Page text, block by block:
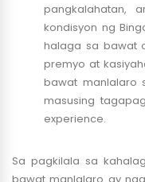
pangkalahatan,
kondisyon ng
halaga sa bawat
premyo at
bawat manlalaro
masusing
experience.
Sa pagkilala sa